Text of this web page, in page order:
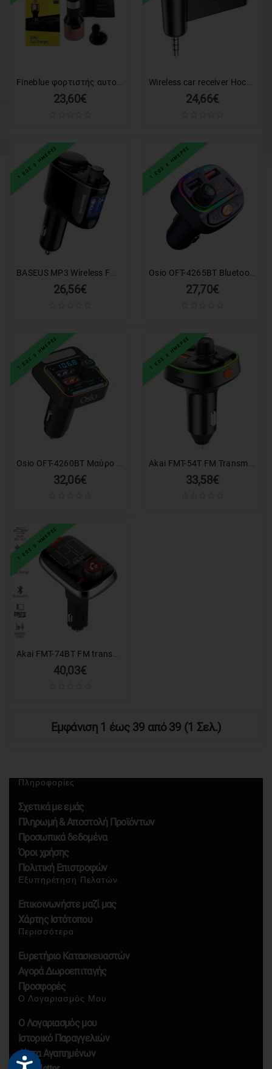
23,60€ 24,66€
1 ΕΩΣ 3 ΗΜΕΡΕΣ
26,56€
1 ΕΩΣ 3 ΗΜΕΡΕΣ
27,70€
1 ΕΩΣ 3 ΗΜΕΡΕΣ
32,06€
1 ΕΩΣ 3 ΗΜΕΡΕΣ
33,58€
1 ΕΩΣ 3 ΗΜΕΡΕΣ
40,03€
Εμφάνιση 1 έως 39 από 39 (1 Σελ.)
Πληροφορίες
Σχετικά με εμάς
Πληρωμή & Αποστολή Προϊόντων
Προσωπικά δεδομένα
Όροι χρήσης
Πολιτική Επιστροφών
Εξυπηρέτηση Πελατών
Επικοινωνήστε μαζί μας
Χάρτης Ιστότοπου
Περισσότερα
Ευρετήριο Κατασκευαστών
Αγορά Δωροεπιταγής
Προσφορές
Ο Λογαριασμός Μου
Ο Λογαριασμός μου
Ιστορικό Παραγγελιών
Λίστα Αγαπημένων